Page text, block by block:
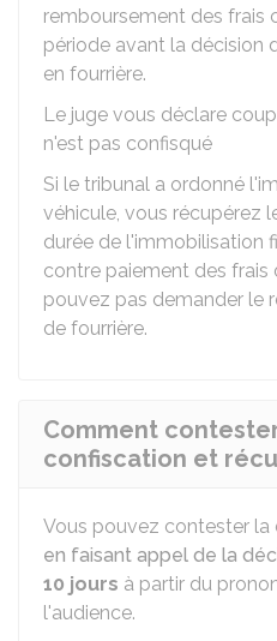
remboursement des frais
période avant la décision
en fourrière.
Le juge vous déclare
n'est pas confisqué
Si le tribunal a ordonné
véhicule, vous récupérez
durée de l'immobilisation
contre paiement des frais
pouvez pas demander le
de fourrière.
Comment
confiscation et
Vous pouvez contester
en faisant appel de la
10 jours à partir du
l'audience.